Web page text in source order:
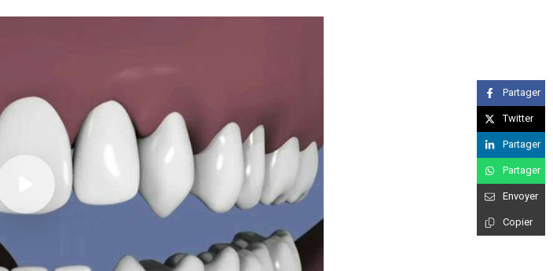
Partager
Twitter
Partager
Partager
Envoyer
Copier